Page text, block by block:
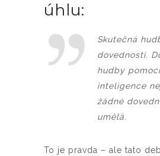
úhlu:
Skutečná
dovednosti.
hudby
inteligence
žádné
umělá.
To je pravda – ale tato